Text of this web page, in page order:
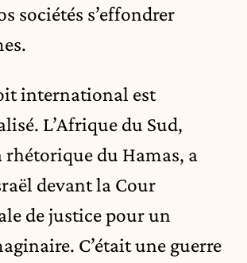
sociétés s’effondrer
international est
L’Afrique du Sud,
rhétorique du Hamas, a
devant la Cour
de justice pour un
C’était une guerre